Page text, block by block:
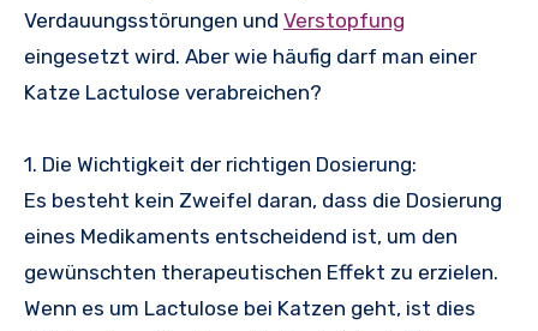
Verdauungsstörungen und Verstopfung
eingesetzt wird. Aber wie häufig darf man einer
Katze Lactulose verabreichen?
1. Die Wichtigkeit der richtigen Dosierung:
Es besteht kein Zweifel daran, dass die Dosierung
eines Medikaments entscheidend ist, um den
gewünschten therapeutischen Effekt zu erzielen.
Wenn es um Lactulose bei Katzen geht, ist dies